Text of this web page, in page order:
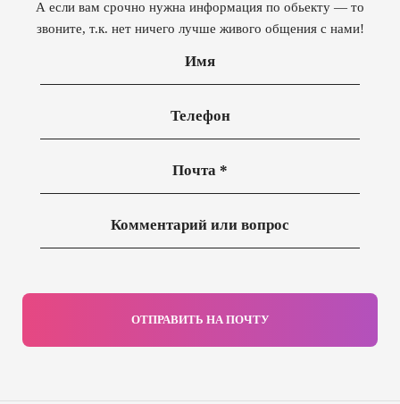
А если вам срочно нужна информация по обьекту — то
звоните, т.к. нет ничего лучше живого общения с нами!
ОТПРАВИТЬ НА ПОЧТУ